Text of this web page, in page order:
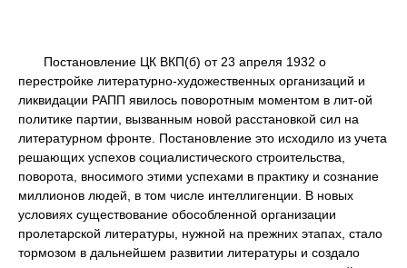
Постановление ЦК ВКП(б) от 23 апреля 1932 о
перестройке литературно-художественных организаций и
ликвидации РАПП явилось поворотным моментом в лит-ой
политике партии, вызванным новой расстановкой сил на
литературном фронте. Постановление это исходило из учета
решающих успехов социалистического строительства,
поворота, вносимого этими успехами в практику и сознание
миллионов людей, в том числе интеллигенции. В новых
условиях существование обособленной организации
пролетарской литературы, нужной на прежних этапах, стало
тормозом в дальнейшем развитии литературы и создало